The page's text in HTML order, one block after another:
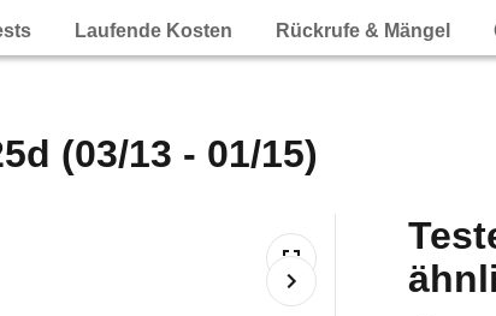
Laufende Kosten Rückrufe & Mängel
(03/13 - 01/15)